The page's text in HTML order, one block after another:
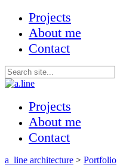
Projects
About me
Contact
Projects
About me
Contact
a_line architecture > Portfolio